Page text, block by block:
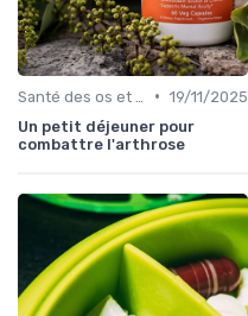
• 19/11/2025
Un petit déjeuner pour
combattre l'arthrose